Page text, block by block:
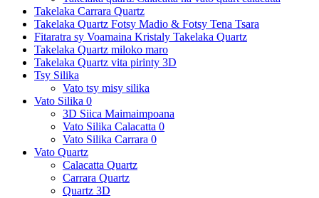
Takelaka Carrara Quartz
Takelaka Quartz Fotsy Madio & Fotsy Tena Tsara
Fitaratra sy Voamaina Kristaly Takelaka Quartz
Takelaka Quartz miloko maro
Takelaka Quartz vita pirinty 3D
Tsy Silika
Vato tsy misy silika
Vato Silika 0
3D Siica Maimaimpoana
Vato Silika Calacatta 0
Vato Silika Carrara 0
Vato Quartz
Calacatta Quartz
Carrara Quartz
Quartz 3D